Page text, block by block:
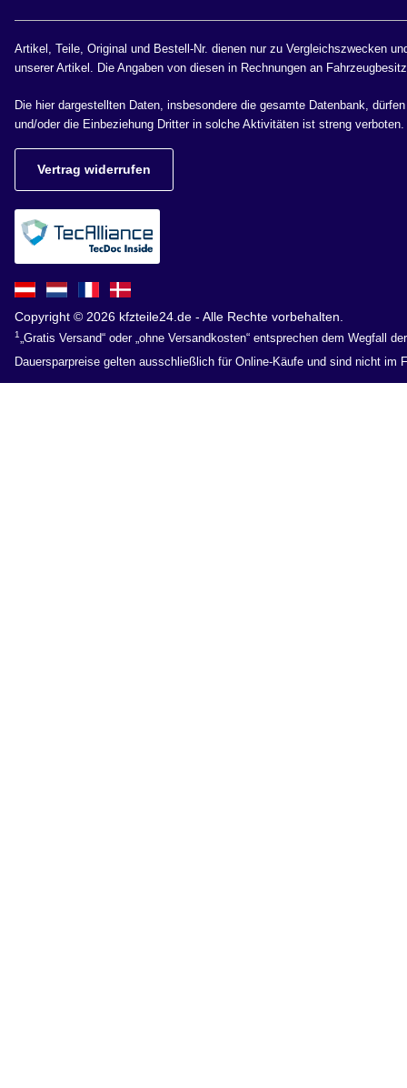
Artikel, Teile, Original und Bestell-Nr. dienen nur zu Vergleichszwecken
unserer Artikel. Die Angaben von diesen in Rechnungen an
Die hier dargestellten Daten, insbesondere die gesamte Datenbank,
und/oder die Einbeziehung Dritter in solche Aktivitäten ist streng
Vertrag widerrufen
Copyright © 2026 kfzteile24.de - Alle Rechte vorbehalten.
1„Gratis Versand“ oder „ohne Versandkosten“ entsprechen dem Wegfall
Dauersparpreise gelten ausschließlich für Online-Käufe und sind nicht im